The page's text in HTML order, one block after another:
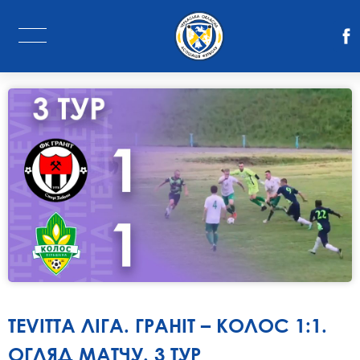
TEVITTA ЛІГА. ГРАНІТ – КОЛОС 1:1.
ОГЛЯД МАТЧУ. 3 ТУР